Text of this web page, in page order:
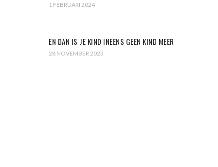
1 FEBRUARI 2024
EN DAN IS JE KIND INEENS GEEN KIND MEER
28 NOVEMBER 2023